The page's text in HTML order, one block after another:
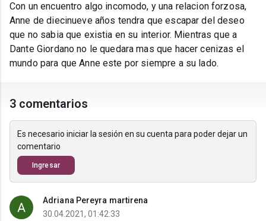
Con un encuentro algo incomodo, y una relacion forzosa,
Anne de diecinueve años tendra que escapar del deseo
que no sabia que existia en su interior. Mientras que a
Dante Giordano no le quedara mas que hacer cenizas el
mundo para que Anne este por siempre a su lado.
3 comentarios
Es necesario iniciar la sesión en su cuenta para poder dejar un
comentario
Ingresar
Adriana Pereyra martirena
30.04.2021, 01:42:33